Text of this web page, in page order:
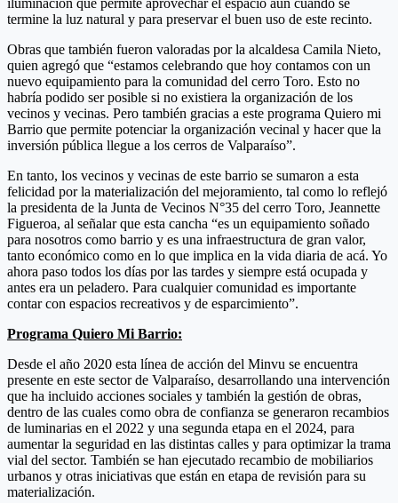
iluminación que permite aprovechar el espacio aún cuando se
termine la luz natural y para preservar el buen uso de este recinto.
Obras que también fueron valoradas por la alcaldesa Camila Nieto,
quien agregó que “estamos celebrando que hoy contamos con un
nuevo equipamiento para la comunidad del cerro Toro. Esto no
habría podido ser posible si no existiera la organización de los
vecinos y vecinas. Pero también gracias a este programa Quiero mi
Barrio que permite potenciar la organización vecinal y hacer que la
inversión pública llegue a los cerros de Valparaíso”.
En tanto, los vecinos y vecinas de este barrio se sumaron a esta
felicidad por la materialización del mejoramiento, tal como lo reflejó
la presidenta de la Junta de Vecinos N°35 del cerro Toro, Jeannette
Figueroa, al señalar que esta cancha “es un equipamiento soñado
para nosotros como barrio y es una infraestructura de gran valor,
tanto económico como en lo que implica en la vida diaria de acá. Yo
ahora paso todos los días por las tardes y siempre está ocupada y
antes era un peladero. Para cualquier comunidad es importante
contar con espacios recreativos y de esparcimiento”.
Programa Quiero Mi Barrio:
Desde el año 2020 esta línea de acción del Minvu se encuentra
presente en este sector de Valparaíso, desarrollando una intervención
que ha incluido acciones sociales y también la gestión de obras,
dentro de las cuales como obra de confianza se generaron recambios
de luminarias en el 2022 y una segunda etapa en el 2024, para
aumentar la seguridad en las distintas calles y para optimizar la trama
vial del sector. También se han ejecutado recambio de mobiliarios
urbanos y otras iniciativas que están en etapa de revisión para su
materialización.